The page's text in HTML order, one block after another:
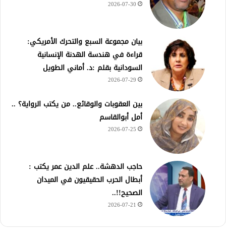
2026-07-30
بيان مجموعة السبع والتحرك الأمريكي:
قراءة في هندسة الهدنة الإنسانية
السودانية بقلم :د. أماني الطويل
2026-07-29
بين العقوبات والوقائع.. من يكتب الرواية؟ ..
أمل أبوالقاسم
2026-07-25
حاجب الدهشة.. علم الدين عمر يكتب :
أبطال الحرب الحقيقيون في الميدان
الصحيح!!..
2026-07-21